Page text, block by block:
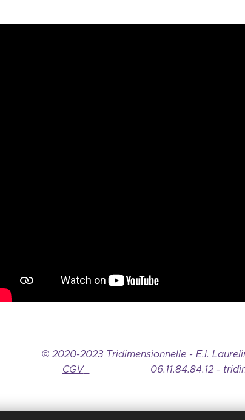
© 2020-2023Tridimensionnelle - E.I.
CGV
06.11.84.84.12 -